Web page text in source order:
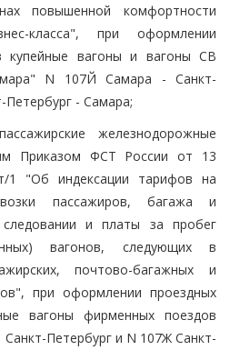
повышенной комфортности
класса", при оформлении
купейные вагоны и вагоны СВ
N 107Й Самара - Санкт-
Петербург - Самара;
железнодорожные
Приказом ФСТ России от 13
1 "Об индексации тарифов на
пассажиров, багажа и
и платы за пробег
вагонов, следующих в
почтово-багажных и
при оформлении проездных
вагоны фирменных поездов
Петербург и N 107Ж Санкт-